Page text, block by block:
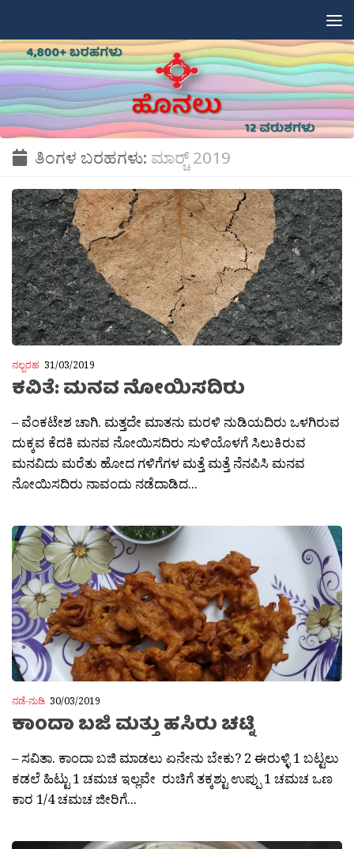
ತಿಂಗಳ ಬರಹಗಳು: ಮಾರ್‍ಚ್ 2019
ನಲ್ಬರಹ 31/03/2019
ಕವಿತೆ: ಮನವ ನೋಯಿಸದಿರು
– ವೆಂಕಟೇಶ ಚಾಗಿ. ಮತ್ತದೇ ಮಾತನು ಮರಳಿ ನುಡಿಯದಿರು ಒಳಗಿರುವ
ದುಕ್ಕವ ಕೆದಕಿ ಮನವ ನೋಯಿಸದಿರು ಸುಳಿಯೊಳಗೆ ಸಿಲುಕಿರುವ
ಮನವಿದು ಮರೆತು ಹೋದ ಗಳಿಗೆಗಳ ಮತ್ತೆ ಮತ್ತೆ ನೆನಪಿಸಿ ಮನವ
ನೋಯಿಸದಿರು ನಾವಂದು ನಡೆದಾಡಿದ...
ನಡೆ-ನುಡಿ 30/03/2019
ಕಾಂದಾ ಬಜಿ ಮತ್ತು ಹಸಿರು ಚಟ್ನಿ
– ಸವಿತಾ. ಕಾಂದಾ ಬಜಿ ಮಾಡಲು ಏನೇನು ಬೇಕು? 2 ಈರುಳ್ಳಿ 1 ಬಟ್ಟಲು
ಕಡಲೆ ಹಿಟ್ಟು 1 ಚಮಚ ಇಲ್ಲವೇ ರುಚಿಗೆ ತಕ್ಕಶ್ಟು ಉಪ್ಪು 1 ಚಮಚ ಒಣ
ಕಾರ 1/4 ಚಮಚ ಜೀರಿಗೆ...